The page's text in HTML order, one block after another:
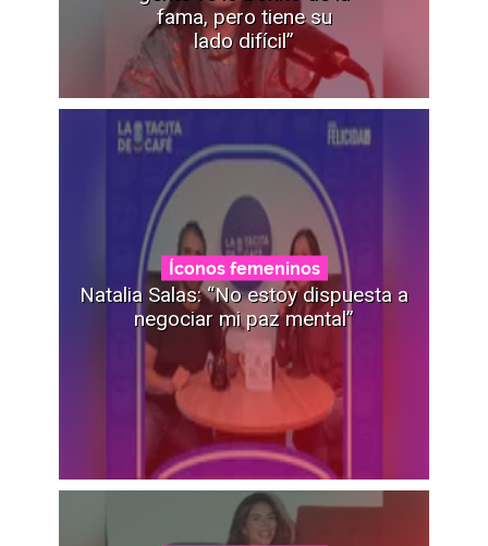
fama, pero tiene su
lado difícil”
Íconos femeninos
Natalia Salas: “No estoy dispuesta a
negociar mi paz mental”